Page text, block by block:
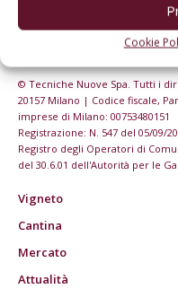
Cookie
© Tecniche Nuove Spa. Tutti i
20157 Milano | Codice fiscale,
imprese di Milano: 00753480151
Registrazione: N. 547 del 05/09/
Registro degli Operatori di
del 30.6.01 dell'Autorità per le
Vigneto
Cantina
Mercato
Attualità